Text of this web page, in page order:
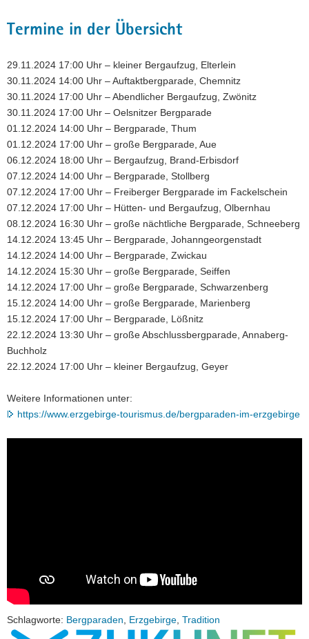
Termine in der Übersicht
29.11.2024 17:00 Uhr – kleiner Bergaufzug, Elterlein
30.11.2024 14:00 Uhr – Auftaktbergparade, Chemnitz
30.11.2024 17:00 Uhr – Abendlicher Bergaufzug, Zwönitz
30.11.2024 17:00 Uhr – Oelsnitzer Bergparade
01.12.2024 14:00 Uhr – Bergparade, Thum
01.12.2024 17:00 Uhr – große Bergparade, Aue
06.12.2024 18:00 Uhr – Bergaufzug, Brand-Erbisdorf
07.12.2024 14:00 Uhr – Bergparade, Stollberg
07.12.2024 17:00 Uhr – Freiberger Bergparade im Fackelschein
07.12.2024 17:00 Uhr – Hütten- und Bergaufzug, Olbernhau
08.12.2024 16:30 Uhr – große nächtliche Bergparade, Schneeberg
14.12.2024 13:45 Uhr – Bergparade, Johanngeorgenstadt
14.12.2024 14:00 Uhr – Bergparade, Zwickau
14.12.2024 15:30 Uhr – große Bergparade, Seiffen
14.12.2024 17:00 Uhr – große Bergparade, Schwarzenberg
15.12.2024 14:00 Uhr – große Bergparade, Marienberg
15.12.2024 17:00 Uhr – Bergparade, Lößnitz
22.12.2024 13:30 Uhr – große Abschlussbergparade, Annaberg-
Buchholz
22.12.2024 17:00 Uhr – kleiner Bergaufzug, Geyer
Weitere Informationen unter:
https://www.erzgebirge-tourismus.de/bergparaden-im-erzgebirge
Schlagworte: Bergparaden Erzgebirge Tradition